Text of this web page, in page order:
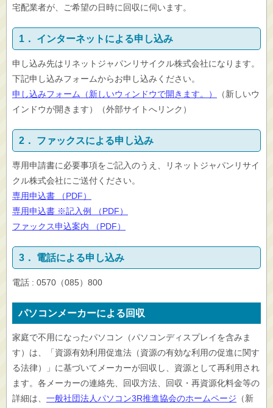
宅配業者が、ご希望の日時に回収に伺います。
1． インターネットによる申し込み
申し込み先はリネットジャパンリサイクル株式会社になります。
下記申し込みフォームからお申し込みください。
申し込みフォーム（新しいウィンドウで開きます。）
（新しいウ
インドウが開きます）（外部サイトへリンク）
2． ファックスによる申し込み
専用申請書に必要事項をご記入のうえ、リネットジャパンリサイ
クル株式会社にご送付ください。
専用申込書 （PDF）
専用申込書 ※記入例 （PDF）
ファックス申込案内 （PDF）
3． 電話による申し込み
電話 : 0570（085）800
パソコンメーカーによる回収
家庭で不用になったパソコン（パソコンディスプレイを含みま
す）は、「資源有効利用促進法（資源の有効な利用の促進に関す
る法律）」に基づいてメーカーが回収し、資源として再利用され
ます。各メーカーの連絡先、回収方法、回収・再資源化料金等の
詳細は、 一般社団法人パソコン3R推進協会のホームページ （新